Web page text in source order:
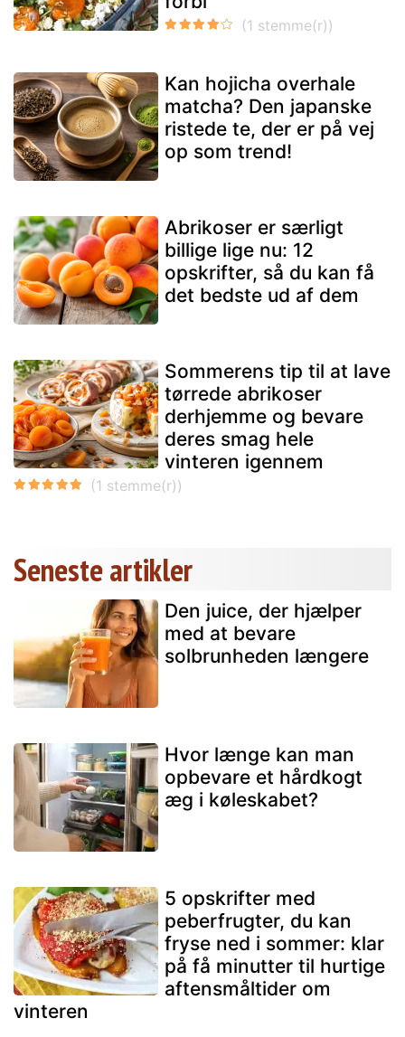
Kan hojicha overhale
matcha? Den japanske
ristede te, der er på vej
op som trend!
Abrikoser er særligt
billige lige nu: 12
opskrifter, så du kan få
det bedste ud af dem
Sommerens tip til at lave
tørrede abrikoser
derhjemme og bevare
deres smag hele
vinteren igennem
Seneste artikler
Den juice, der hjælper
med at bevare
solbrunheden længere
Hvor længe kan man
opbevare et hårdkogt
æg i køleskabet?
5 opskrifter med
peberfrugter, du kan
fryse ned i sommer: klar
på få minutter til hurtige
aftensmåltider om
vinteren